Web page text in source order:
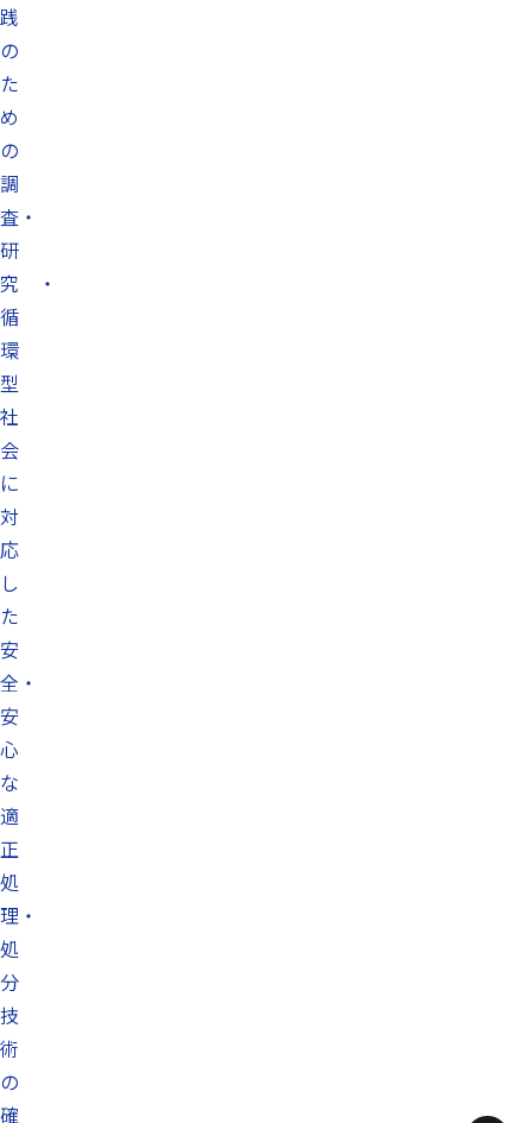
践
の
た
め
の
調
査・
研
究 ・
循
環
型
社
会
に
対
応
し
た
安
全・
安
心
な
適
正
処
理・
処
分
技
術
の
確